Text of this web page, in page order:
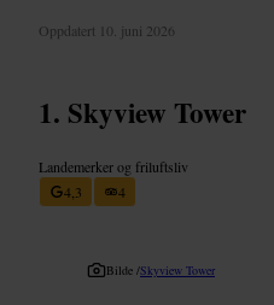
Oppdatert 10. juni 2026
Skyview Tower
Landemerker og friluftsliv
4,3
4
Bilde /Skyview Tower